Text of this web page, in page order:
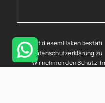
Mit diesem Haken
Datenschutzerklärung
Wir nehmen den Schutz